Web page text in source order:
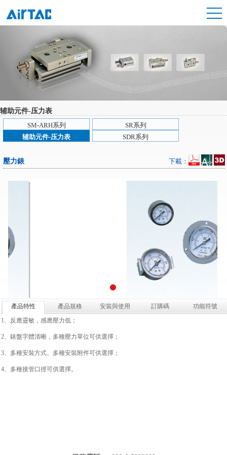
辅助元件-压力表
SM-ARH系列
SR系列
辅助元件-压力表
SDR系列
壓力錶 下載：
產品特性 產品規格 安裝與使用 訂購碼
功能符號
1、反應靈敏，感應壓力低；
2、錶盤字體清晰，多種壓力單位可供選擇；
3、多種安裝方式、多種安裝附件可供選擇；
4、多種接管口徑可供選擇。